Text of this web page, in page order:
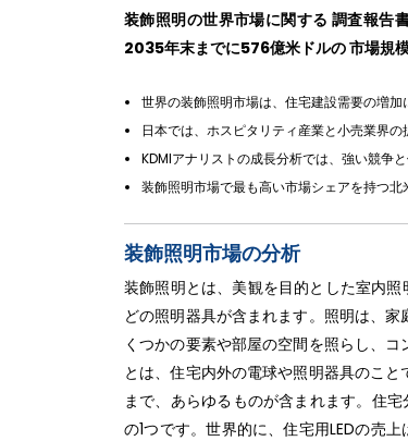
装飾照明の世界市場に関する 調査報告
2035年末までに576億米ドルの 市場規
世界の装飾照明市場は、住宅建設需要の増加
日本では、ホスピタリティ産業と小売業界
KDMIアナリストの成長分析では、強い競争
装飾照明市場で最も高い市場シェアを持つ北
装飾照明市場の分析
装飾照明とは、美観を目的とした室内
どの照明器具が含まれます。照明は、
くつかの要素や部屋の空間を照らし、
とは、住宅内外の電球や照明器具のこ
まで、あらゆるものが含まれます。住
の1つです。世界的に、住宅用LEDの売